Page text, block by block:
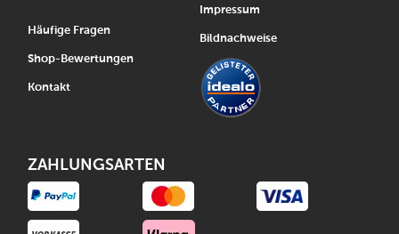
Häufige Fragen
Shop-Bewertungen
Kontakt
Impressum
Bildnachweise
ZAHLUNGSARTEN